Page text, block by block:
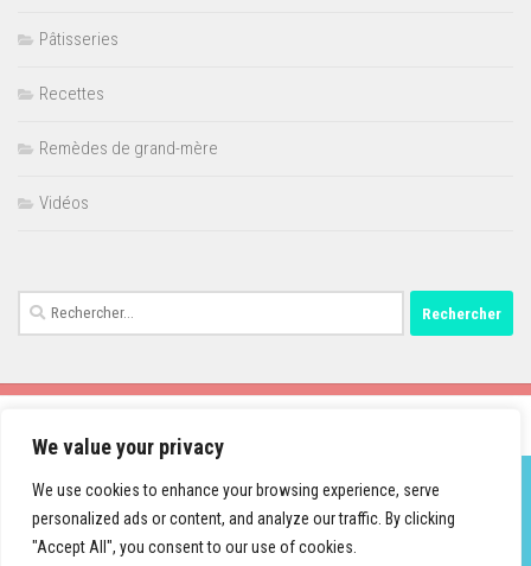
We value your privacy
We use cookies to enhance your browsing experience, serve
personalized ads or content, and analyze our traffic. By clicking
"Accept All", you consent to our use of cookies.
Pâtisseries
Recettes
Remèdes de grand-mère
Vidéos
Rechercher :
Fièrement propulsé par - Conçu par